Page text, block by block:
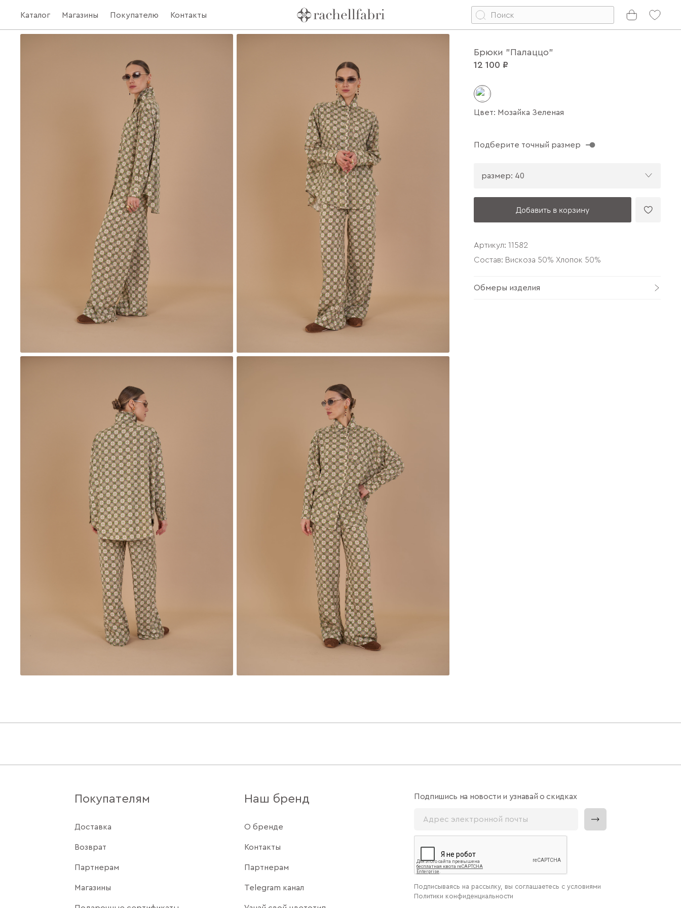
Каталог Магазины Покупателю Контакты
Брюки "Палаццо"
12 100 ₽
Добавить в корзину
Цвет: Мозайка Зеленая
Подберите точный размер
размер: 40
Артикул: 11582
Состав: Вискоза 50% Хлопок 50%
Обмеры изделия
Покупателям
Доставка
Возврат
Партнерам
Магазины
Наш бренд
О бренде
Контакты
Партнерам
Telegram канал
Подпишись на новости и узнавай о скидках
Подписываясь на рассылку, вы соглашаетесь с условиями
Политики конфиденциальности